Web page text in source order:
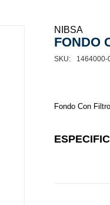
NIBSA
FONDO
1464000-
Fondo Con